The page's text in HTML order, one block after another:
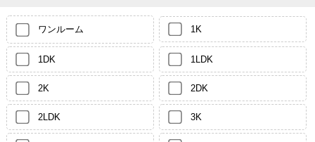
ワンルーム 1K
1DK 1LDK
2K 2DK
2LDK 3K